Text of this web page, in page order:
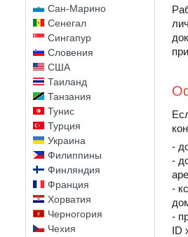
Сан-Марино
Сенегал
Сингапур
Словения
США
Таиланд
Танзания
Тунис
Турция
Украина
Филиппины
Финляндия
Франция
Хорватия
Черногория
Чехия
-
-
-
-
ID